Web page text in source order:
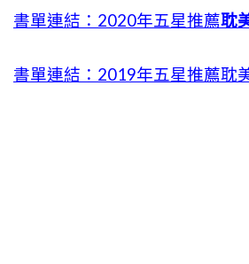
書單連結：2020年五星推薦耽
書單連結：2019年五星推薦耽